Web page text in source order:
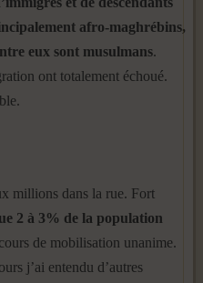
afro-maghrébins,
eux sont musulmans.
ont totalement échoué.
millions dans la rue. Fort
2 à 3% de la population
de mobilisation unanime.
j’ai entendu d’autres